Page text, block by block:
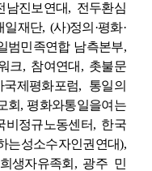
남진보연대, 전두환심
일재단, (사)정의 ·평화·
범민족연합 남측본부,
크, 참여연대 , 촛불문
국제평화포럼, 통일의
회 ,평화와통일을여는
비정규노동센터, 한국
는성소수자인권연대),
생자유족회 , 광주 민